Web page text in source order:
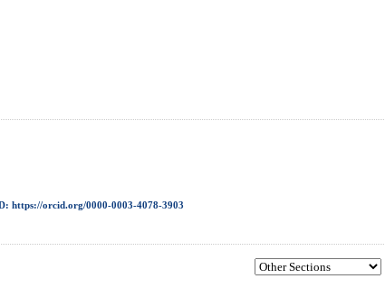
https://orcid.org/0000-0003-4078-3903